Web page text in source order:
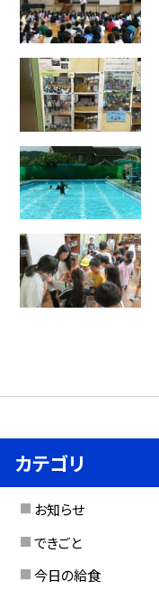
カテゴリ
お知らせ
できごと
今日の給食